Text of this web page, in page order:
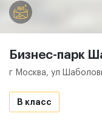
Бизнес-парк
г Москва, ул
B класс